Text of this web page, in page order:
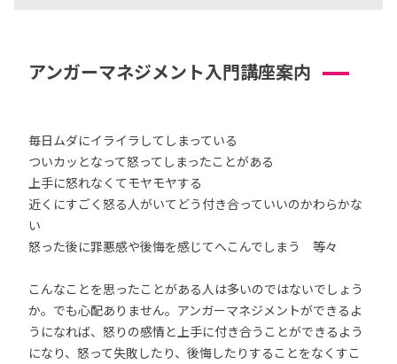
アンガーマネジメント入門講座案内
毎日ムダにイライラしてしまっている
ついカッとなって怒ってしまったことがある
上手に怒れなくてモヤモヤする
近くにすごく怒る人がいてどう付き合っていいのかわらかな
い
怒った後に罪悪感や後悔を感じてへこんでしまう 等々
こんなことを思ったことがある人は多いのではないでしょう
か。でも心配ありません。アンガーマネジメントができるよ
うになれば、怒りの感情と上手に付き合うことができるよう
になり、怒って失敗したり、後悔したりすることをなくすこ